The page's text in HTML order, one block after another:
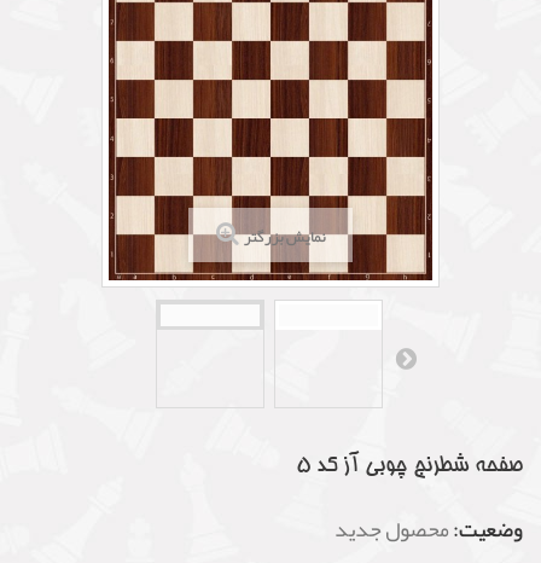
نمایش بزرگتر
صفحه شطرنج چوبی آز کد 5
وضعیت:محصول جدید